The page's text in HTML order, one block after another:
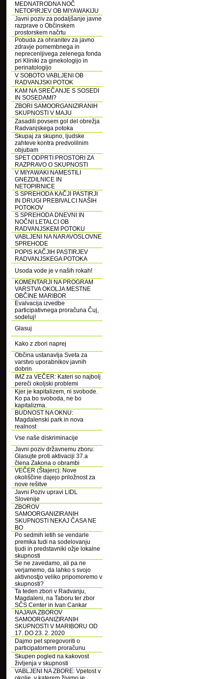
MEDNATRODNA NOČ
NETOPIRJEV OB MIYAWAKIJU
Javni poziv za podaljšanje javne
razprave o Občinskem
prostorskem načrtu
Pobuda za ohranitev za javno
zdravje pomembnega in
neprecenljivega zelenega fonda
pri Kliniki za ginekologijo in
perinatologijo
V SOBOTO VABLJENI OB
RADVANJSKI POTOK
KAM NA SREČANJE S SOSEDI
IN SOSEDAMI?
ZBORI SAMOORGANIZIRANIH
SKUPNOSTI V MAJU
Zasadili povsem gol del obrežja
Radvanjskega potoka
Skupaj za skupno, ljudske
zahteve kontra predvolilnim
objubam
SPET ODPRTI PROSTORI ZA
RAZPRAVO O SKUPNOSTI
V MIYAWAKI NAMESTILI
GNEZDILNICE IN
NETOPIRNICE
S SPREHODA KAČJI PASTIRJI
IN DRUGI PREBIVALCI NAŠIH
POTOKOV
S SPREHODA DNEVNI IN
NOČNI LETALCI OB
RADVANJSKEM POTOKU
VABLJENI NA NARAVOSLOVNE
SPREHODE
POPIS KAČJIH PASTIRJEV
RADVANJSKEGA POTOKA
Usoda vode je v naših rokah!
KOMENTARJI NA PROGRAM
VARSTVA OKOLJA MESTNE
OBČINE MARIBOR
Evalvacija izvedbe
participativnega proračuna Čuj,
sodeluj!
Glasuj
Kako z zbori naprej
Občina ustanavlja Sveta za
varstvo uporabnikov javnih
dobrin
IMZ za VEČER: Kateri so najbolj
pereči okoljski problemi
Kjer je kapitalizem, ni svobode.
Ko pa bo svoboda, ne bo
kapitalizma.
BUDNOST NA OKNU:
Magdalenski park in nova
realnost
Vse naše diskriminacije
Javni poziv državnemu zboru:
Glasujte proti aktivaciji 37.a
člena Zakona o obrambi
VEČER (Štajerc): Nove
okoliščine dajejo priložnost za
nove rešitve
Javni Poziv upravi LIDL
Slovenije
ZBOROV
SAMOORGANIZIRANIH
SKUPNOSTI NEKAJ ČASA NE
BO
Po sedmih letih se vendarle
premika tudi na sodelovanju
ljudi in predstavniki ožje lokalne
skupnosti
Se ne zavedamo, ali pa ne
verjamemo, da lahko s svojo
aktivnostjo veliko pripomoremo v
skupnosti?
Ta teden zbori v Radvanju,
Magdaleni, na Taboru ter zbor
SČS Center in Ivan Cankar
NAJAVA ZBOROV
SAMOORGANIZIRANIH
SKUPNOSTI V MARIBORU OD
17. DO 23. 2. 2020
Dajmo pet spregovoriti o
participatornem proračunu
Skupen pogled na kakovost
življenja v skupnosti
VABLJENI NA ZBORE: Vpetost v